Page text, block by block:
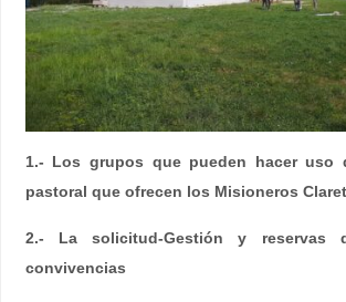
1.- Los grupos que pueden hacer uso
pastoral que ofrecen los Misioneros
2.- La solicitud-Gestión y reservas
convivencias